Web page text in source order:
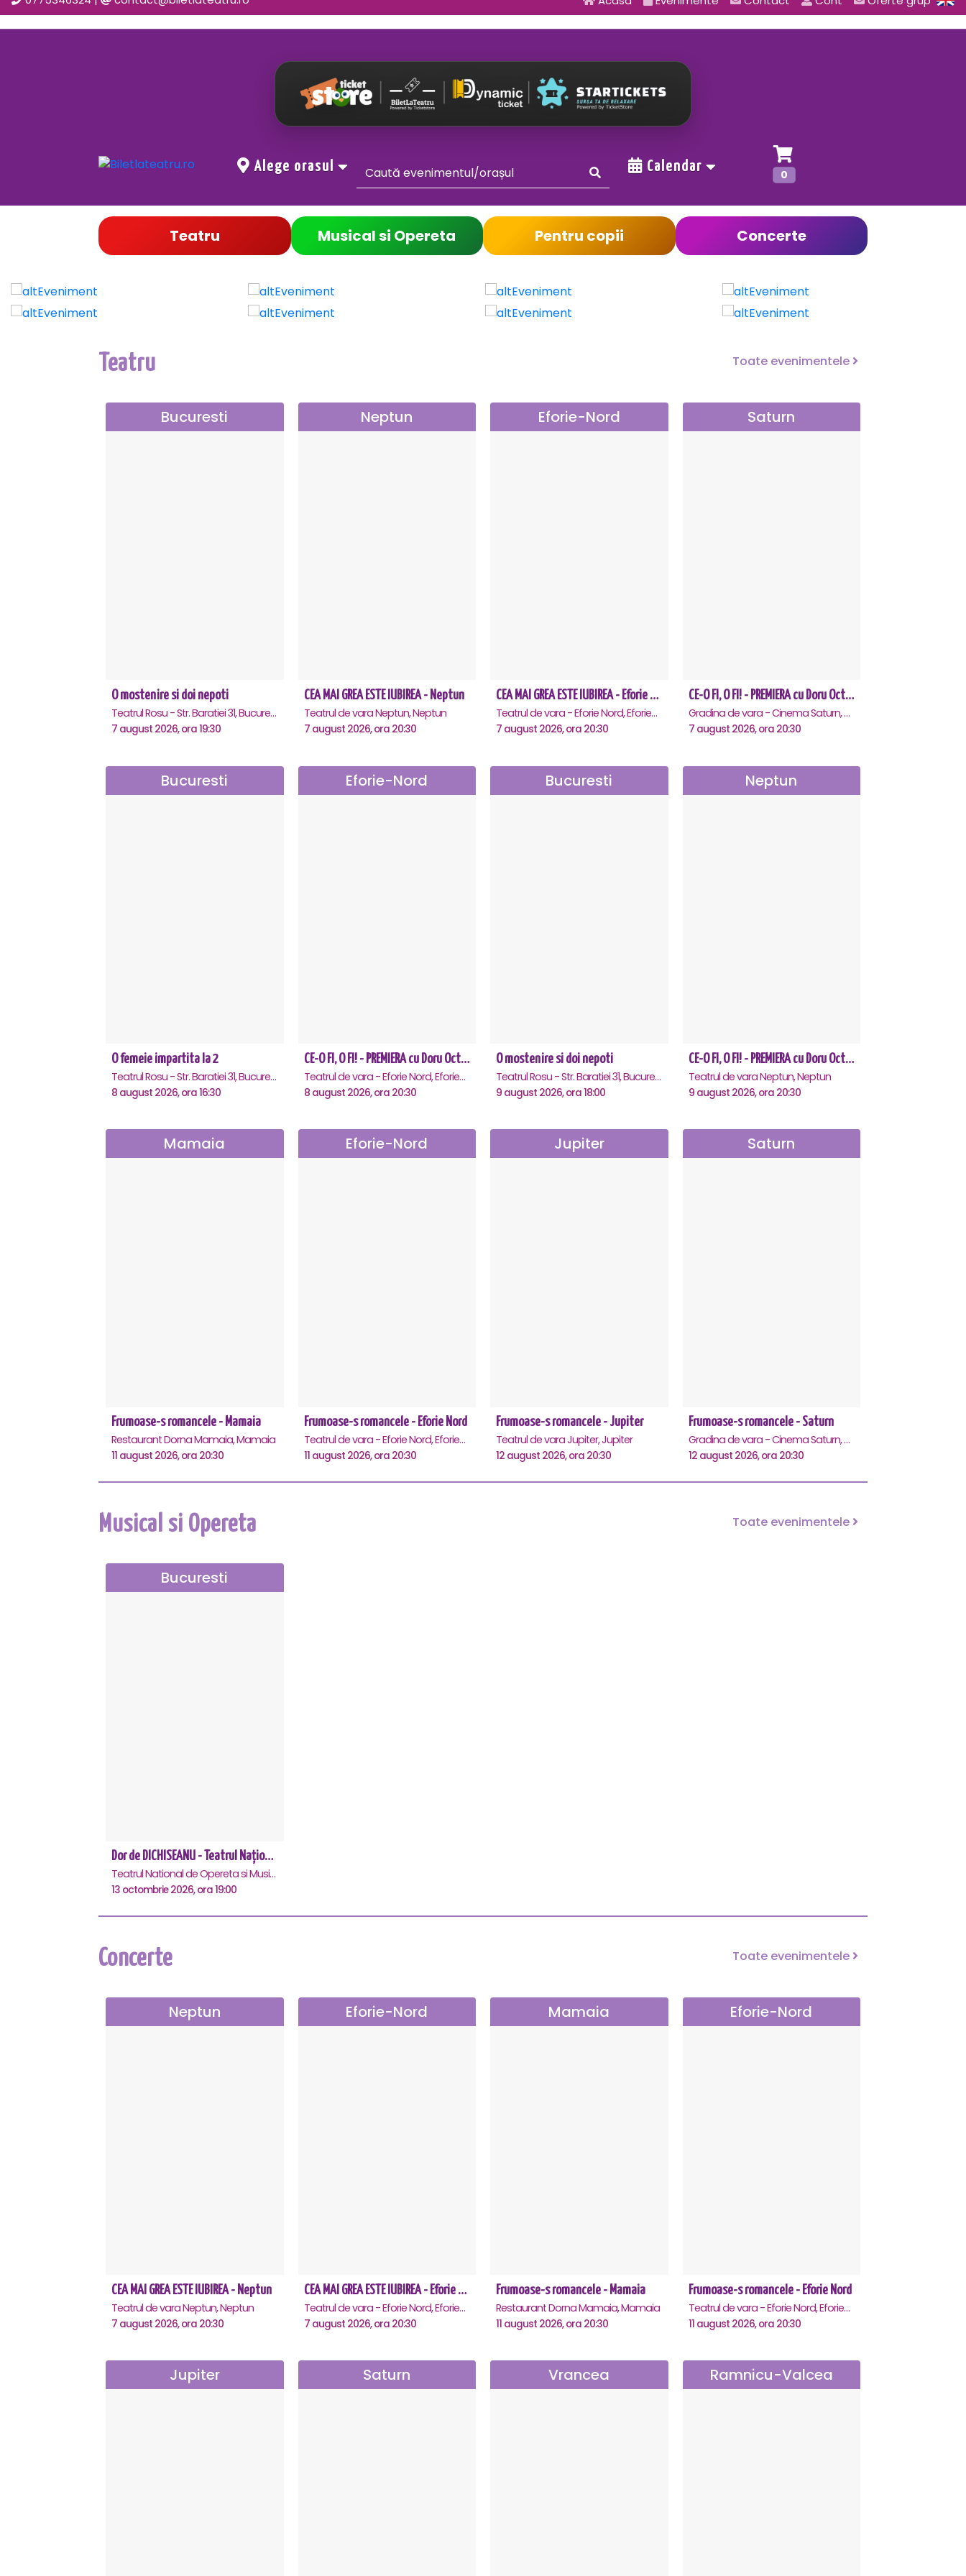
Alege orasul Calendar
0
Teatru Musical si Opereta Pentru copii Concerte
Teatru Toate evenimentele
Bucuresti
O mostenire si doi nepoti
Teatrul Rosu - Str. Baratiei 31, Bucuresti
7 august 2026, ora 19:30
Neptun
CEA MAI GREA ESTE IUBIREA - Neptun
Teatrul de vara Neptun, Neptun
7 august 2026, ora 20:30
Eforie-Nord
CEA MAI GREA ESTE IUBIREA - Eforie Nord
Teatrul de vara - Eforie Nord, Eforie-Nord
7 august 2026, ora 20:30
Saturn
CE-O FI, O FI! - PREMIERA cu Doru Octavian Dumitru - Saturn
Gradina de vara - Cinema Saturn, Saturn
7 august 2026, ora 20:30
Bucuresti
O femeie impartita la 2
Teatrul Rosu - Str. Baratiei 31, Bucuresti
8 august 2026, ora 16:30
Eforie-Nord
CE-O FI, O FI! - PREMIERA cu Doru Octavian Dumitru - Eforie Nord
Teatrul de vara - Eforie Nord, Eforie-Nord
8 august 2026, ora 20:30
Bucuresti
O mostenire si doi nepoti
Teatrul Rosu - Str. Baratiei 31, Bucuresti
9 august 2026, ora 18:00
Neptun
CE-O FI, O FI! - PREMIERA cu Doru Octavian Dumitru - Neptun
Teatrul de vara Neptun, Neptun
9 august 2026, ora 20:30
Mamaia
Frumoase-s romancele - Mamaia
Restaurant Dorna Mamaia, Mamaia
11 august 2026, ora 20:30
Eforie-Nord
Frumoase-s romancele - Eforie Nord
Teatrul de vara - Eforie Nord, Eforie-Nord
11 august 2026, ora 20:30
Jupiter
Frumoase-s romancele - Jupiter
Teatrul de vara Jupiter, Jupiter
12 august 2026, ora 20:30
Saturn
Frumoase-s romancele - Saturn
Gradina de vara - Cinema Saturn, Saturn
12 august 2026, ora 20:30
Musical si Opereta Toate evenimentele
Bucuresti
Dor de DICHISEANU - Teatrul Național de Operetă și Musical „Ion Dacian"
Teatrul National de Opereta si Musical Ion Dacian, Bucuresti
13 octombrie 2026, ora 19:00
Concerte Toate evenimentele
Neptun
CEA MAI GREA ESTE IUBIREA - Neptun
Teatrul de vara Neptun, Neptun
7 august 2026, ora 20:30
Eforie-Nord
CEA MAI GREA ESTE IUBIREA - Eforie Nord
Teatrul de vara - Eforie Nord, Eforie-Nord
7 august 2026, ora 20:30
Mamaia
Frumoase-s romancele - Mamaia
Restaurant Dorna Mamaia, Mamaia
11 august 2026, ora 20:30
Eforie-Nord
Frumoase-s romancele - Eforie Nord
Teatrul de vara - Eforie Nord, Eforie-Nord
11 august 2026, ora 20:30
Jupiter Saturn Vrancea Ramnicu-Valcea